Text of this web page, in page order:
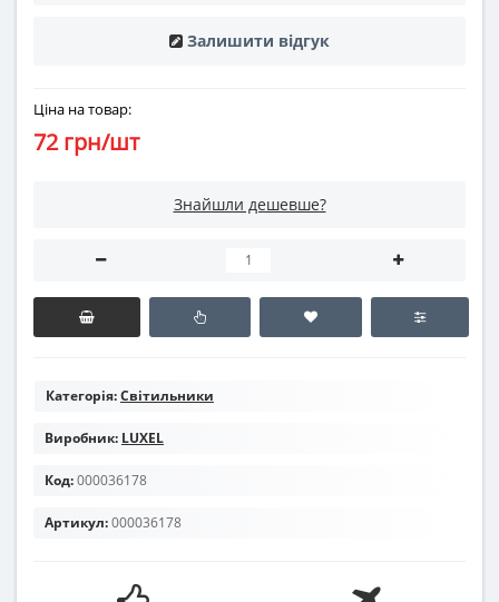
Залишити відгук
Ціна на товар:
72 грн/шт
Знайшли дешевше?
Категорія:Світильники
Виробник: LUXEL
Код:000036178
Артикул:000036178